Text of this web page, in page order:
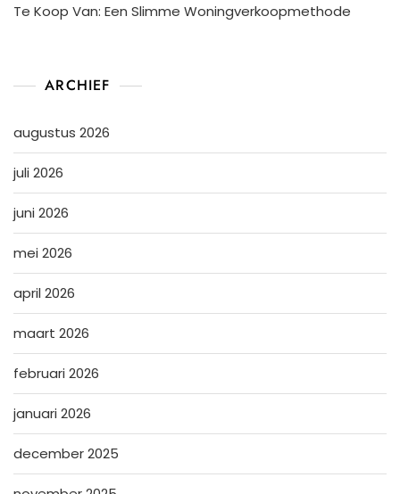
Te Koop Van: Een Slimme Woningverkoopmethode
ARCHIEF
augustus 2026
juli 2026
juni 2026
mei 2026
april 2026
maart 2026
februari 2026
januari 2026
december 2025